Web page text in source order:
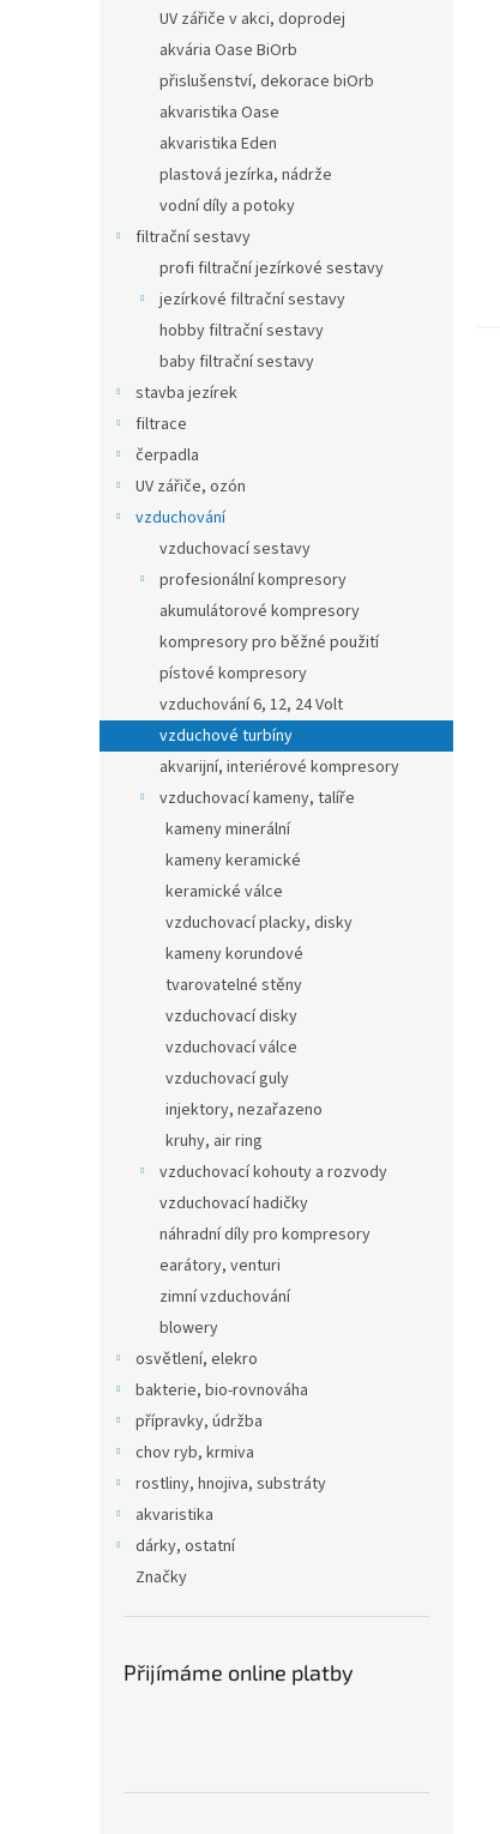
UV zářiče v akci, doprodej
akvária Oase BiOrb
přislušenství, dekorace biOrb
akvaristika Oase
akvaristika Eden
plastová jezírka, nádrže
vodní díly a potoky
filtrační sestavy
profi filtrační jezírkové sestavy
jezírkové filtrační sestavy
hobby filtrační sestavy
baby filtrační sestavy
stavba jezírek
filtrace
čerpadla
UV zářiče, ozón
vzduchování
vzduchovací sestavy
profesionální kompresory
akumulátorové kompresory
kompresory pro běžné použití
pístové kompresory
vzduchování 6, 12, 24 Volt
vzduchové turbíny
akvarijní, interiérové kompresory
vzduchovací kameny, talíře
kameny minerální
kameny keramické
keramické válce
vzduchovací placky, disky
kameny korundové
tvarovatelné stěny
vzduchovací disky
vzduchovací válce
vzduchovací guly
injektory, nezařazeno
kruhy, air ring
vzduchovací kohouty a rozvody
vzduchovací hadičky
náhradní díly pro kompresory
earátory, venturi
zimní vzduchování
blowery
osvětlení, elekro
bakterie, bio-rovnováha
přípravky, údržba
chov ryb, krmiva
rostliny, hnojiva, substráty
akvaristika
dárky, ostatní
Značky
Přijímáme online platby